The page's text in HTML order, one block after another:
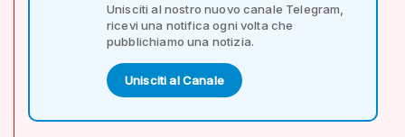
Unisciti al nostro nuovo canale Telegram,
ricevi una notifica ogni volta che
pubblichiamo una notizia.
Unisciti al Canale